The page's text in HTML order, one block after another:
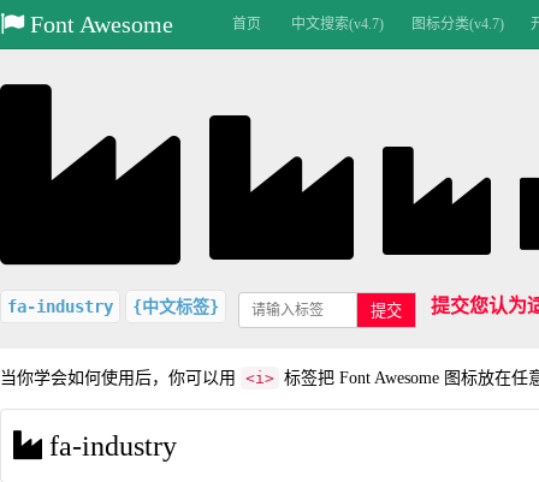
Font Awesome 首页 中文搜索(v4.7) 图标分类(v4.7)
fa-industry {中文标签} 提交 提交您认为
当你学会如何使用后，你可以用 <i> 标签把 Font Awesome 图标放在任
fa-industry